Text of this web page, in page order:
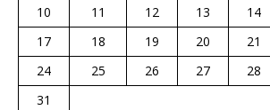
10
11 12 13 14
17
18 19 20 21
24
25 26 27 28
31